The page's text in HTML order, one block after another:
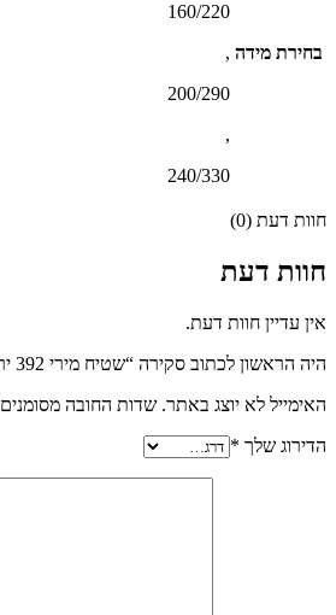
בחירת מידה
160/220
,
200/290
,
240/330
חוות דעת (0)
חוות דעת
אין עדיין חוות דעת.
היה הראשון לכתוב סקירה “שטיח מירי 392 ירוק”
האימייל לא יוצג באתר. שדות החובה מסומנים
הדירוג שלך *